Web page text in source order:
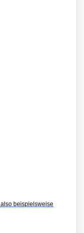
beispielsweise